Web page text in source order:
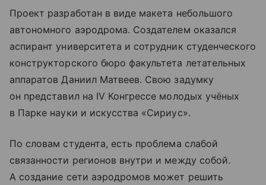
Проект разработан в виде макета небольшого
автономного аэродрома. Создателем оказался
аспирант университета и сотрудник студенческого
конструкторского бюро факультета летательных
аппаратов Даниил Матвеев. Свою задумку
он представил на IV Конгрессе молодых учёных
в Парке науки и искусства «Сириус».
По словам студента, есть проблема слабой
связанности регионов внутри и между собой.
А создание сети аэродромов может решить